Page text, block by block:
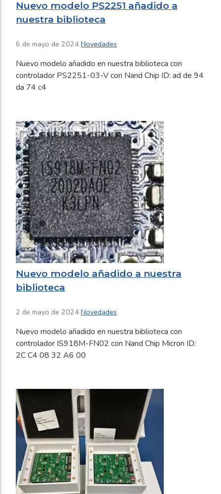
Nuevo modelo PS2251 añadido a
nuestra biblioteca
6 de mayo de 2024 Novedades
Nuevo modelo añadido en nuestra biblioteca con
controlador PS2251-03-V con Nand Chip ID: ad de 94
da 74 c4
Nuevo modelo añadido a nuestra
biblioteca
2 de mayo de 2024 Novedades
Nuevo modelo añadido en nuestra biblioteca con
controlador IS918M-FN02 con Nand Chip Micron ID:
2C C4 08 32 A6 00